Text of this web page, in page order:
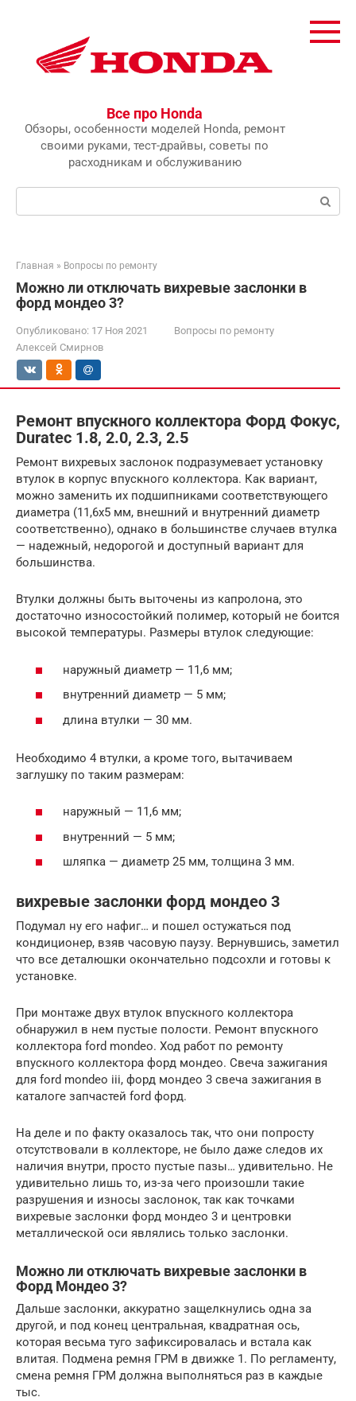
Все про Honda
Обзоры, особенности моделей Honda, ремонт
своими руками, тест-драйвы, советы по
расходникам и обслуживанию
Главная » Вопросы по ремонту
Можно ли отключать вихревые заслонки в
форд мондео 3?
Опубликовано: 17 Ноя 2021
Вопросы по ремонту
Алексей Смирнов
Ремонт впускного коллектора Форд Фокус,
Duratec 1.8, 2.0, 2.3, 2.5
Ремонт вихревых заслонок подразумевает установку
втулок в корпус впускного коллектора. Как вариант,
можно заменить их подшипниками соответствующего
диаметра (11,6х5 мм, внешний и внутренний диаметр
соответственно), однако в большинстве случаев втулка
— надежный, недорогой и доступный вариант для
большинства.
Втулки должны быть выточены из капролона, это
достаточно износостойкий полимер, который не боится
высокой температуры. Размеры втулок следующие:
наружный диаметр — 11,6 мм;
внутренний диаметр — 5 мм;
длина втулки — 30 мм.
Необходимо 4 втулки, а кроме того, вытачиваем
заглушку по таким размерам:
наружный — 11,6 мм;
внутренний — 5 мм;
шляпка — диаметр 25 мм, толщина 3 мм.
вихревые заслонки форд мондео 3
Подумал ну его нафиг… и пошел остужаться под
кондиционер, взяв часовую паузу. Вернувшись, заметил
что все деталюшки окончательно подсохли и готовы к
установке.
При монтаже двух втулок впускного коллектора
обнаружил в нем пустые полости. Ремонт впускного
коллектора ford mondeo. Ход работ по ремонту
впускного коллектора форд мондео. Свеча зажигания
для ford mondeo iii, форд мондео 3 свеча зажигания в
каталоге запчастей ford форд.
На деле и по факту оказалось так, что они попросту
отсутствовали в коллекторе, не было даже следов их
наличия внутри, просто пустые пазы… удивительно. Не
удивительно лишь то, из-за чего произошли такие
разрушения и износы заслонок, так как точками
вихревые заслонки форд мондео 3 и центровки
металлической оси являлись только заслонки.
Можно ли отключать вихревые заслонки в
Форд Мондео 3?
Дальше заслонки, аккуратно защелкнулись одна за
другой, и под конец центральная, квадратная ось,
которая весьма туго зафиксировалась и встала как
влитая. Подмена ремня ГРМ в движке 1. По регламенту,
смена ремня ГРМ должна выполняться раз в каждые
тыс.